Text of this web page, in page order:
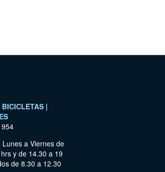
|
Lunes a Viernes de
y de 14.30 a 19
de 8.30 a 12.30